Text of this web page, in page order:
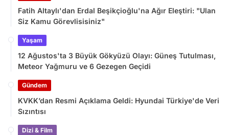
Fatih Altaylı'dan Erdal Beşikçioğlu'na Ağır Eleştiri: "Ulan
Siz Kamu Görevlisisiniz"
Yaşam
12 Ağustos'ta 3 Büyük Gökyüzü Olayı: Güneş Tutulması,
Meteor Yağmuru ve 6 Gezegen Geçidi
Gündem
KVKK’dan Resmi Açıklama Geldi: Hyundai Türkiye'de Veri
Sızıntısı
Dizi & Film